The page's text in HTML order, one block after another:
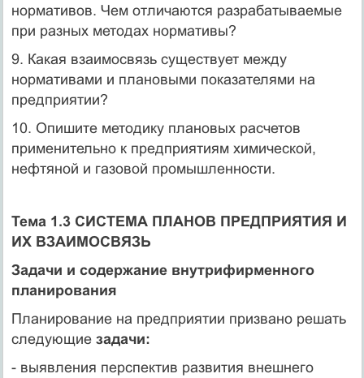
нормативов. Чем отличаются разрабатываемые
при разных методах нормативы?
9. Какая взаимосвязь существует между
нормативами и плановыми показателями на
предприятии?
10. Опишите методику плановых расчетов
применительно к предприятиям химической,
нефтяной и газовой промышленности.
Тема 1.3 СИСТЕМА ПЛАНОВ ПРЕДПРИЯТИЯ И
ИХ ВЗАИМОСВЯЗЬ
Задачи и содержание внутрифирменного
планирования
Планирование на предприятии призвано решать
следующие задачи:
- выявления перспектив развития внешнего